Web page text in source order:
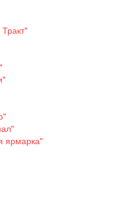
ярмарка"